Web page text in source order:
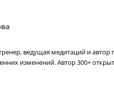
ведущая медитаций и автор
изменений. Автор 300+